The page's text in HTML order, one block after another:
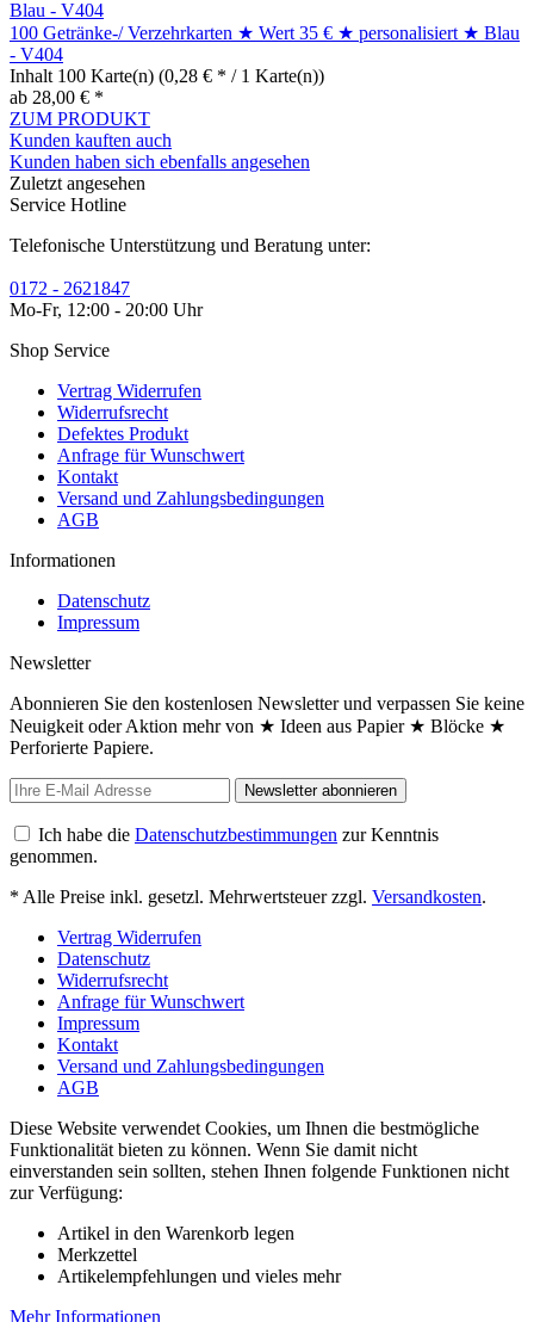
100 Getränke-/ Verzehrkarten ★ Wert 35 € ★ personalisiert ★ Blau
- V404
Inhalt 100 Karte(n) (0,28 € * / 1 Karte(n))
ab 28,00 € *
ZUM PRODUKT
Kunden kauften auch
Kunden haben sich ebenfalls angesehen
Zuletzt angesehen
Service Hotline
Telefonische Unterstützung und Beratung unter:
0172 - 2621847
Mo-Fr, 12:00 - 20:00 Uhr
Shop Service
Vertrag Widerrufen
Widerrufsrecht
Defektes Produkt
Anfrage für Wunschwert
Kontakt
Versand und Zahlungsbedingungen
AGB
Informationen
Datenschutz
Impressum
Newsletter
Abonnieren Sie den kostenlosen Newsletter und verpassen Sie keine
Neuigkeit oder Aktion mehr von ★ Ideen aus Papier ★ Blöcke ★
Perforierte Papiere.
Newsletter abonnieren
Ich habe die Datenschutzbestimmungen zur Kenntnis
genommen.
* Alle Preise inkl. gesetzl. Mehrwertsteuer zzgl. Versandkosten.
Vertrag Widerrufen
Datenschutz
Widerrufsrecht
Anfrage für Wunschwert
Impressum
Kontakt
Versand und Zahlungsbedingungen
AGB
Diese Website verwendet Cookies, um Ihnen die bestmögliche
Funktionalität bieten zu können. Wenn Sie damit nicht
einverstanden sein sollten, stehen Ihnen folgende Funktionen nicht
zur Verfügung:
Artikel in den Warenkorb legen
Merkzettel
Artikelempfehlungen und vieles mehr
Mehr Informationen